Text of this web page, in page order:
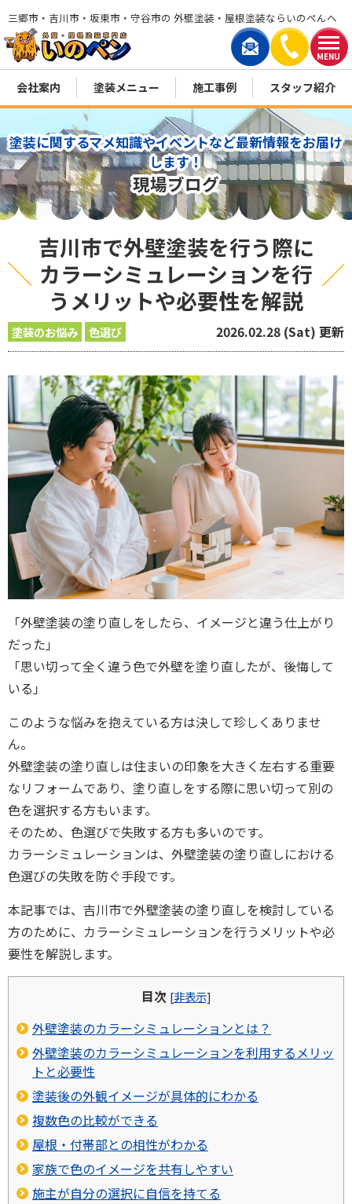
MENU
三郷市・吉川市・坂東市・守谷市の 外壁塗装・屋根塗装ならいのぺんへ
会社案内 塗装メニュー 施工事例 スタッフ紹介
塗装に関するマメ知識やイベントなど最新情報をお届け
します！
現場ブログ
吉川市で外壁塗装を行う際に
カラーシミュレーションを行
うメリットや必要性を解説
塗装のお悩み 色選び 2026.02.28 (Sat) 更新
「外壁塗装の塗り直しをしたら、イメージと違う仕上がり
だった」
「思い切って全く違う色で外壁を塗り直したが、後悔して
いる」
このような悩みを抱えている方は決して珍しくありませ
ん。
外壁塗装の塗り直しは住まいの印象を大きく左右する重要
なリフォームであり、塗り直しをする際に思い切って別の
色を選択する方もいます。
そのため、色選びで失敗する方も多いのです。
カラーシミュレーションは、外壁塗装の塗り直しにおける
色選びの失敗を防ぐ手段です。
本記事では、吉川市で外壁塗装の塗り直しを検討している
方のために、カラーシミュレーションを行うメリットや必
要性を解説します。
目次 [非表示]
外壁塗装のカラーシミュレーションとは？
外壁塗装のカラーシミュレーションを利用するメリッ
トと必要性
塗装後の外観イメージが具体的にわかる
複数色の比較ができる
屋根・付帯部との相性がわかる
家族で色のイメージを共有しやすい
施主が自分の選択に自信を持てる